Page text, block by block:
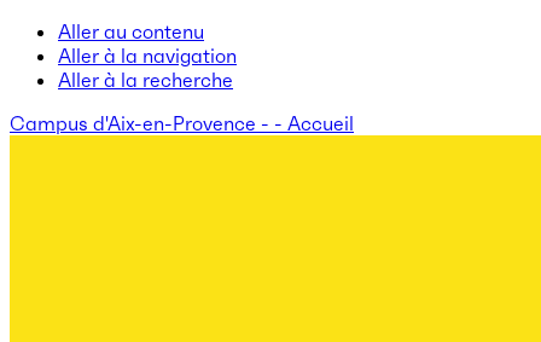
Aller au contenu
Aller à la navigation
Aller à la recherche
Campus d'Aix-en-Provence - - Accueil